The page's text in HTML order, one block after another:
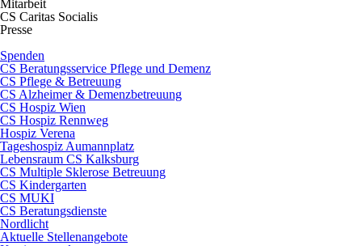
Mitarbeit
CS Caritas Socialis
Presse
Spenden
CS Beratungsservice Pflege und Demenz
CS Pflege & Betreuung
CS Alzheimer & Demenzbetreuung
CS Hospiz Wien
CS Hospiz Rennweg
Hospiz Verena
Tageshospiz Aumannplatz
Lebensraum CS Kalksburg
CS Multiple Sklerose Betreuung
CS Kindergarten
CS MUKI
CS Beratungsdienste
Nordlicht
Aktuelle Stellenangebote